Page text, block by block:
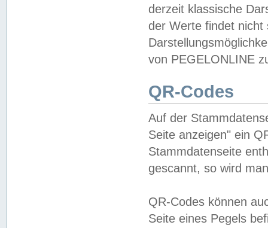
derzeit klassische
der Werte findet
von PEGELONLINE
QR-Codes
Auf der
Seite anzeigen" ein
Stammdatenseite
gescannt, so wird
QR-Codes können
Seite eines Pegels